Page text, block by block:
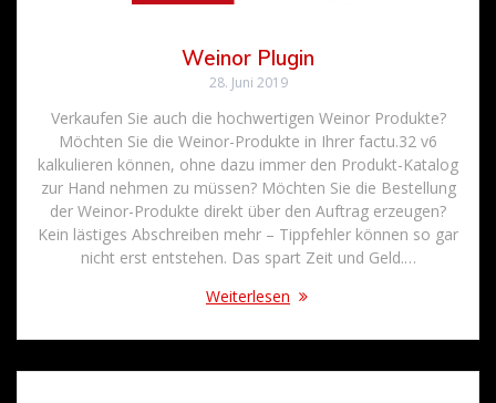
Weinor Plugin
28. Juni 2019
Verkaufen Sie auch die hochwertigen Weinor Produkte?
Möchten Sie die Weinor-Produkte in Ihrer factu.32 v6
kalkulieren können, ohne dazu immer den Produkt-Katalog
zur Hand nehmen zu müssen? Möchten Sie die Bestellung
der Weinor-Produkte direkt über den Auftrag erzeugen?
Kein lästiges Abschreiben mehr – Tippfehler können so gar
nicht erst entstehen. Das spart Zeit und Geld.…
Weiterlesen